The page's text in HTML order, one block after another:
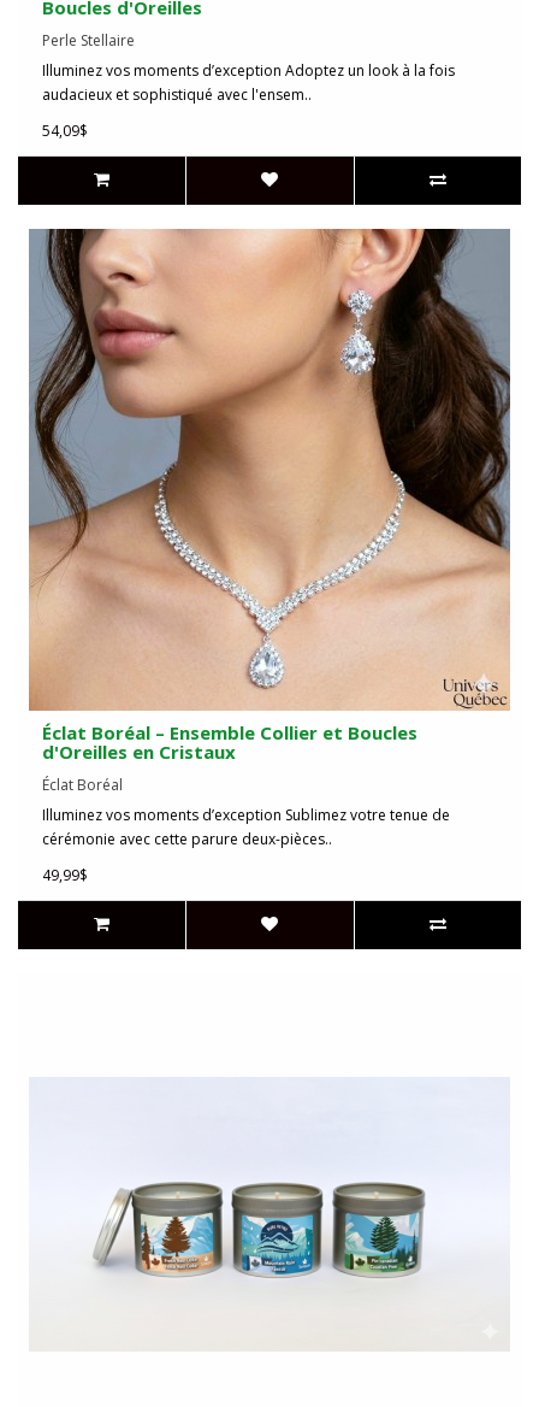
Boucles d'Oreilles
Perle Stellaire
Illuminez vos moments d’exception Adoptez un look à la fois
audacieux et sophistiqué avec l'ensem..
54,09$
Éclat Boréal – Ensemble Collier et Boucles
d'Oreilles en Cristaux
Éclat Boréal
Illuminez vos moments d’exception Sublimez votre tenue de
cérémonie avec cette parure deux-pièces..
49,99$